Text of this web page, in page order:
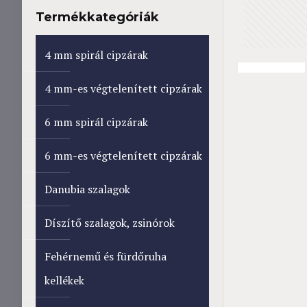
Termékkategóriák
4 mm spirál cipzárak
4 mm-es végtelenített cipzárak
6 mm spirál cipzárak
6 mm-es végtelenített cipzárak
Danubia szalagok
Díszítő szalagok, zsinórok
Fehérnemű és fürdőruha
kellékek